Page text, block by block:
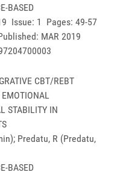
BASED
Issue: 1 Pages: 49-57
MAR 2019
CBT/REBT
STABILITY IN
Predatu, R (Predatu,
BASED